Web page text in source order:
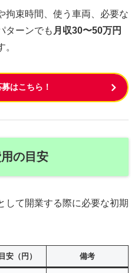
拘束時間、使う車両、必要な
ターンでも 月収30〜50万円
はこちら！
の目安
して開業する際に必要な初期
安（円） 備考